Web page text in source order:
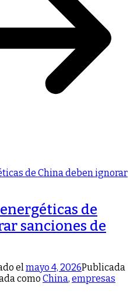
de
sanciones de
elmayo 4, 2026Publicada
como China, empresas